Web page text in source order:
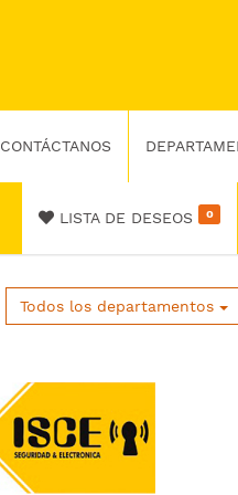
CONTÁCTANOS
LISTA DE DESEOS 0
Todos los departamentos